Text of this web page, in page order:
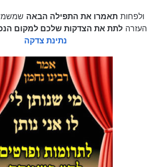
ולפחותתאמרו את התפילה הבאה
העזרהלתת את הצדקות שלכם למקום
נתינת צדקה